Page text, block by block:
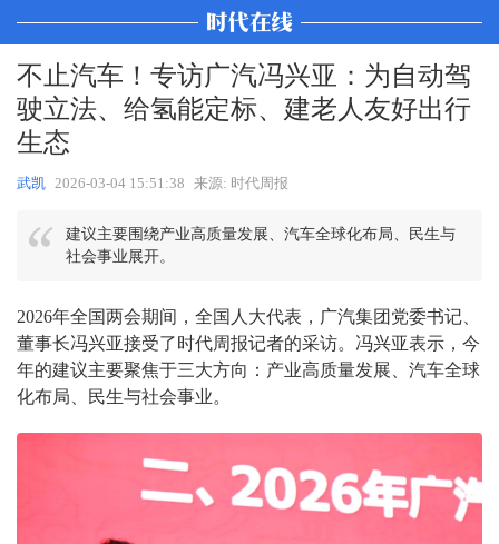
不止汽车！专访广汽冯兴亚：为自动驾
驶立法、给氢能定标、建老人友好出行
生态
武凯 2026-03-04 15:51:38 来源: 时代周报
建议主要围绕产业高质量发展、汽车全球化布局、民生与
社会事业展开。
2026年全国两会期间，全国人大代表，广汽集团党委书记、
董事长冯兴亚接受了时代周报记者的采访。冯兴亚表示，今
年的建议主要聚焦于三大方向：产业高质量发展、汽车全球
化布局、民生与社会事业。